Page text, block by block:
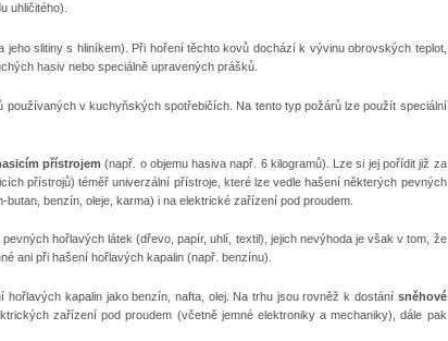
uhličitého).
slitiny s hliníkem). Při hoření těchto kovů dochází k vývinu obrovských teplot,
hasiv nebo speciálně upravených prášků.
v kuchyňských spotřebičích. Na tento typ požárů lze použít speciální
přístrojem (např. o objemu hasiva např. 6 kilogramů). Lze si jej pořídit již za
přístrojů) téměř univerzální přístroje, které lze vedle hašení některých pevných
benzín, oleje, karma) i na elektrické zařízení pod proudem.
hořlavých látek (dřevo, papír, uhlí, textil), jejich nevýhoda je však v tom, že
ani při hašení hořlavých kapalin (např. benzínu).
hořlavých kapalin jako benzín, nafta, olej. Na trhu jsou rovněž k dostání sněhové
zařízení pod proudem (včetně jemné elektroniky a mechaniky), dále pak